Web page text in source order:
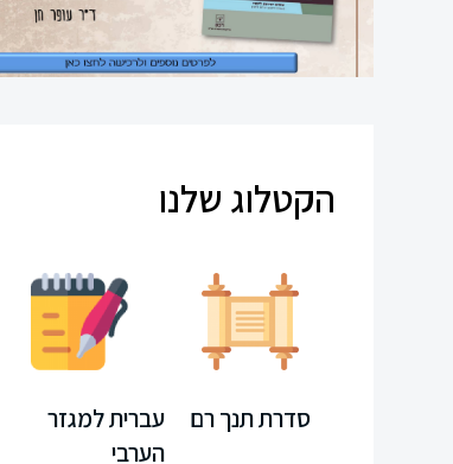
תקשורת
משחקים
הקטלוג שלנו
עברית למגזר
הערבי
סדרת תנך רם